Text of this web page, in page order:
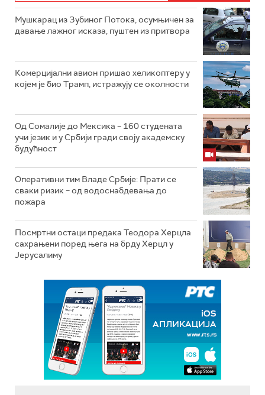
Мушкарац из Зубиног Потока, осумњичен за
давање лажног исказа, пуштен из притвора
Комерцијални авион пришао хеликоптеру у
којем је био Трамп, истражују се околности
Од Сомалије до Мексика – 160 студената
учи језик и у Србији гради своју академску
будућност
Оперативни тим Владе Србије: Прати се
сваки ризик – од водоснабдевања до
пожара
Посмртни остаци предака Теодора Херцла
сахрањени поред њега на брду Херцл у
Јерусалиму